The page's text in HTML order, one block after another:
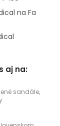
na Fa
aj na:
sandále,